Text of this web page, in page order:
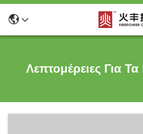
Λεπτομέρειες Για